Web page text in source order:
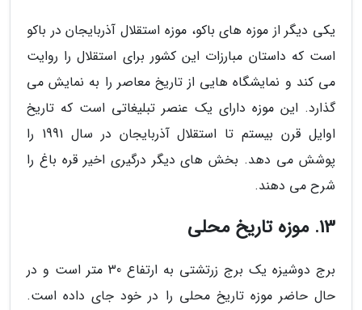
یکی دیگر از موزه های باکو، موزه استقلال آذربایجان در باکو
است که داستان مبارزات این کشور برای استقلال را روایت
می کند و نمایشگاه هایی از تاریخ معاصر را به نمایش می
گذارد. این موزه دارای یک عنصر تبلیغاتی است که تاریخ
اوایل قرن بیستم تا استقلال آذربایجان در سال 1991 را
پوشش می دهد. بخش های دیگر درگیری اخیر قره باغ را
شرح می دهند.
13. موزه تاریخ محلی
برج دوشیزه یک برج زرتشتی به ارتفاع 30 متر است و در
حال حاضر موزه تاریخ محلی را در خود جای داده است.